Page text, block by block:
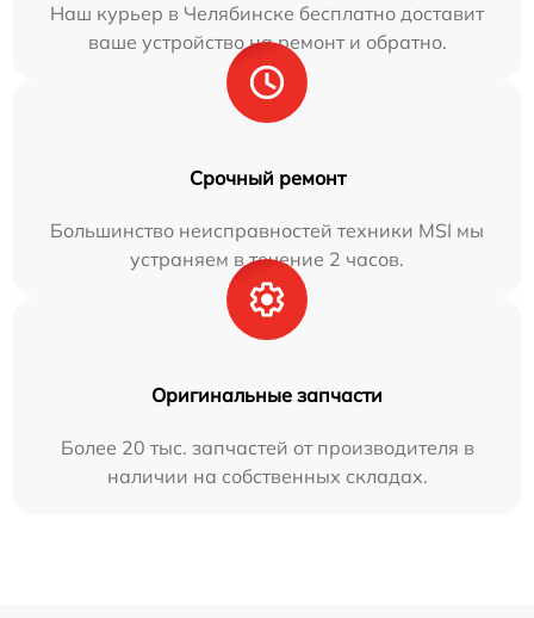
Наш курьер в Челябинске бесплатно доставит
ваше устройство на ремонт и обратно.
Срочный ремонт
Большинство неисправностей техники MSI мы
устраняем в течение 2 часов.
Оригинальные запчасти
Более 20 тыс. запчастей от производителя в
наличии на собственных складах.